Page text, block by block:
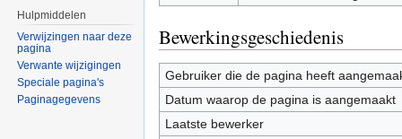
Bewerkingsgeschiedenis
Gebruiker die de pagina heeft
Datum waarop de pagina is aangemaakt
Laatste bewerker
Hulpmiddelen
Verwijzingen naar deze
pagina
Verwante wijzigingen
Speciale pagina's
Paginagegevens